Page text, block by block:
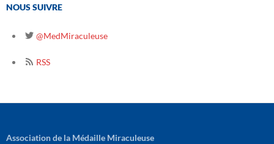
NOUS SUIVRE
@MedMiraculeuse
RSS
Association de la Médaille Miraculeuse